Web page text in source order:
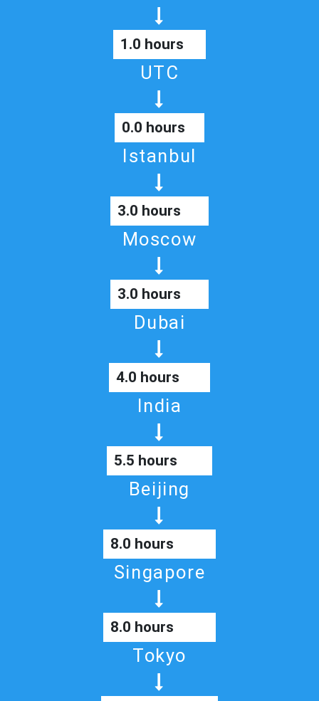
1.0 hours
UTC
0.0 hours
Istanbul
3.0 hours
Moscow
3.0 hours
Dubai
4.0 hours
India
5.5 hours
Beijing
8.0 hours
Singapore
8.0 hours
Tokyo